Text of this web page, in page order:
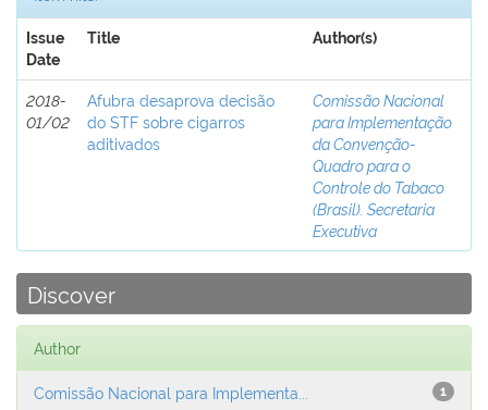
Issue
Date
Title Author(s)
2018-
01/02
Afubra desaprova decisão
do STF sobre cigarros
aditivados
Comissão Nacional
para Implementação
da Convenção-
Quadro para o
Controle do Tabaco
(Brasil). Secretaria
Executiva
Discover
Author
1
Comissão Nacional para Implementa...